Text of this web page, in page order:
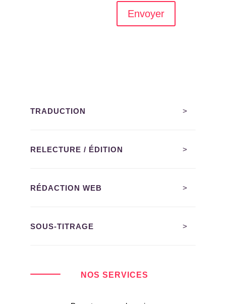
Envoyer
TRADUCTION >
RELECTURE / ÉDITION >
RÉDACTION WEB >
SOUS-TITRAGE >
NOS SERVICES